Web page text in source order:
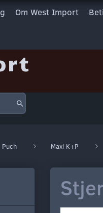
Om West Import
Puch Maxi K+P